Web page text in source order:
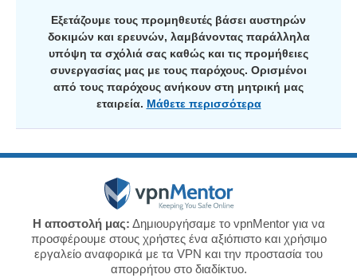
Εξετάζουμε τους προμηθευτές βάσει αυστηρών
δοκιμών και ερευνών, λαμβάνοντας παράλληλα
υπόψη τα σχόλιά σας καθώς και τις προμήθειες
συνεργασίας μας με τους παρόχους. Ορισμένοι
από τους παρόχους ανήκουν στη μητρική μας
εταιρεία. Μάθετε περισσότερα
Η αποστολή μας: Δημιουργήσαμε το vpnMentor για να
προσφέρουμε στους χρήστες ένα αξιόπιστο και χρήσιμο
εργαλείο αναφορικά με τα VPN και την προστασία του
απορρήτου στο διαδίκτυο.